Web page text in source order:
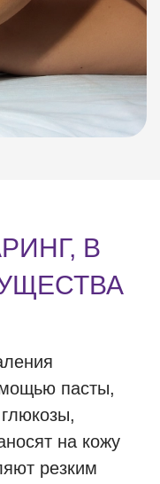
В
пасты,
на кожу
резким